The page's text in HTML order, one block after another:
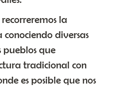
la
diversas
pueblos que
tradicional con
es posible que nos